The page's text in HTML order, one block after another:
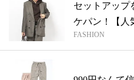
セットアップ
ケパン！【人
良...
FASHION